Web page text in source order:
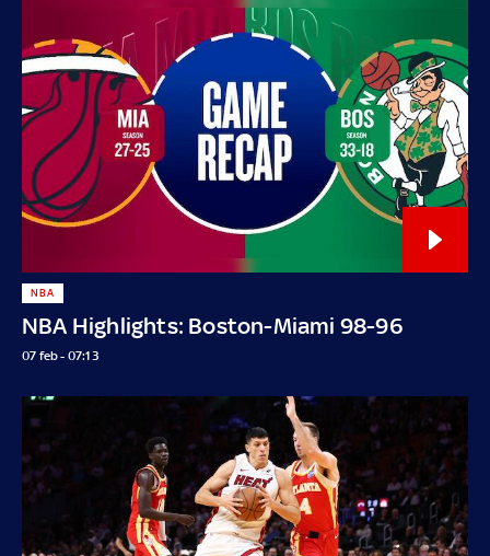
NBA Highlights: Boston-Miami 98-96
NBA
07 feb - 07:13